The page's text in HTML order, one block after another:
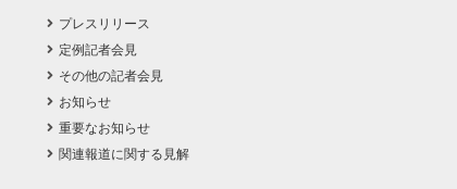
プレスリリース
定例記者会見
その他の記者会見
お知らせ
重要なお知らせ
関連報道に関する見解